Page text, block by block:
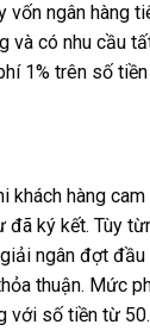
vốn ngân hàng
và có nhu cầu
1% trên số
khách hàng
ký kết. Tùy
ngân đợt
thuận. Mức
với số tiền từ